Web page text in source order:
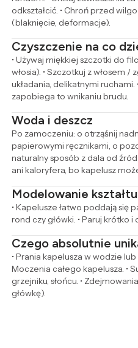
odkształcić. • Chroń przed
(blaknięcie, deformacje).
Czyszczenie na co
• Używaj miękkiej szczotki do
włosia). • Szczotkuj z włosem
układania, delikatnymi
zapobiega to wnikaniu brudu.
Woda i deszcz
Po zamoczeniu: o otrząśnij
papierowymi ręcznikami, o
naturalny sposób z dala od
ani kaloryfera, bo kapelusz
Modelowanie kształtu
• Kapelusze łatwo poddają
rond czy główki. • Paruj krótko i
Czego absolutnie
• Prania kapelusza w wodzie
Moczenia całego kapelusza. •
grzejniku, słońcu. •
główkę).